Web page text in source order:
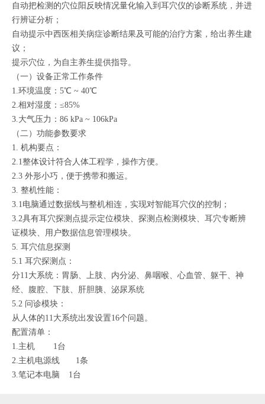
自动把检测的穴位阳反映情况量化输入到耳穴仪的诊断系统，并进
行辨证分析；
自动提示中西医相关病症诊断结果及可能的治疗方案，给出养生建
议；
提示穴位，为自主养生提供指导。
（一）设备正常工作条件
1.环境温度：5℃ ~ 40℃
2.相对湿度：≤85%
3.大气压力：86 kPa ~ 106kPa
（二）功能参数要求
1. 机构要点：
2.1整体设计符合人体工程学，操作方便。
2.3 外形小巧，便于携带和搬运。
3. 整机性能：
3.1电脑通过数据线与整机相连，实现对智能耳穴仪的控制；
3.2具有耳穴探测点提示定位模块、探测点检测模块、耳穴专断辨
证模块、用户数据信息管理模块。
5. 耳穴信息探测
5.1 耳穴探测点：
分11大系统：胃肠、上肢、内分泌、鼻咽喉、心血管、躯干、神
经、腹腔、下肢、肝胆胰、泌尿系统
5.2 问诊模块：
从人体的11大系统出发设置16个问题。
配置清单：
1.主机
1台
2.主机电源线
1条
3.笔记本电脑
1台